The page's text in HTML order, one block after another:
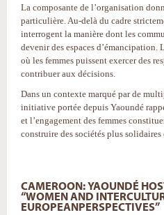
La composante de l’organisation
particulière. Au-delà du cadre
interrogent la manière dont les
devenir des espaces
où les femmes puissent exercer des
contribuer aux décisions.
Dans un contexte marqué par de
initiative portée depuis Yaoundé
et l’engagement des femmes
construire des sociétés plus solidaires
CAMEROON: YAOUNDÉ
“WOMEN AND
EUROPEANPERSPECTIVES”